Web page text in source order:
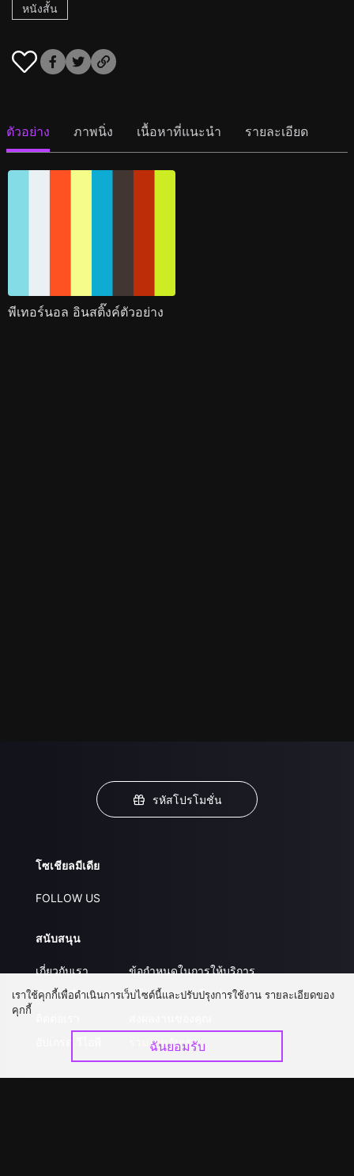
หนังสั้น
ตัวอย่าง ภาพนิ่ง เนื้อหาที่แนะนำ รายละเอียด
พีเทอร์นอล อินสติ๊งค์ตัวอย่าง
รหัสโปรโมชั่น
โซเชียลมีเดีย
FOLLOW US
สนับสนุน
เกี่ยวกับเรา
คำถามที่พบบ่อย
ข้อกำหนดในการให้บริการ
นโยบายความเป็นส่วนตัว
ร่วมงานกับเรา
เราใช้คุกกี้เพื่อดำเนินการเว็บไซต์นี้และปรับปรุงการใช้งาน รายละเอียดของ
คุกกี้
ฉันยอมรับ